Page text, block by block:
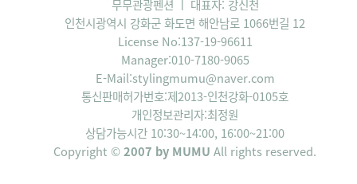
무무관광펜션 ㅣ 대표자: 강신천
인천시광역시 강화군 화도면 해안남로 1066번길 12
License No:137-19-96611
Manager:010-7180-9065
E-Mail:stylingmumu@naver.com
통신판매허가번호:제2013-인천강화-0105호
개인정보관리자:최정원
상담가능시간 10:30~14:00, 16:00~21:00
Copyright ©2007 by MUMU All rights reserved.